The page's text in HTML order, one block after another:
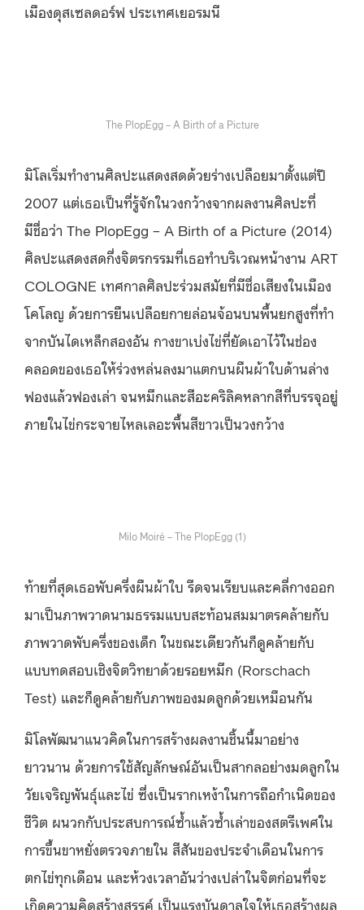
เมืองดุสเซลดอร์ฟ ประเทศเยอรมนี
The PlopEgg – A Birth of a Picture
มิโลเริ่มทำงานศิลปะแสดงสดด้วยร่างเปลือยมาตั้งแต่ปี
2007 แต่เธอเป็นที่รู้จักในวงกว้างจากผลงานศิลปะที่
มีชื่อว่า The PlopEgg – A Birth of a Picture (2014)
ศิลปะแสดงสดกึ่งจิตรกรรมที่เธอทำบริเวณหน้างาน ART
COLOGNE เทศกาลศิลปะร่วมสมัยที่มีชื่อเสียงในเมือง
โคโลญ ด้วยการยืนเปลือยกายล่อนจ้อนบนพื้นยกสูงที่ทำ
จากบันไดเหล็กสองอัน กางขาเบ่งไข่ที่ยัดเอาไว้ในช่อง
คลอดของเธอให้ร่วงหล่นลงมาแตกบนผืนผ้าใบด้านล่าง
ฟองแล้วฟองเล่า จนหมึกและสีอะคริลิคหลากสีที่บรรจุอยู่
ภายในไข่กระจายไหลเลอะพื้นสีขาวเป็นวงกว้าง
Milo Moiré – The PlopEgg (1)
ท้ายที่สุดเธอพับครึ่งผืนผ้าใบ รีดจนเรียบและคลี่กางออก
มาเป็นภาพวาดนามธรรมแบบสะท้อนสมมาตรคล้ายกับ
ภาพวาดพับครึ่งของเด็ก ในขณะเดียวกันก็ดูคล้ายกับ
แบบทดสอบเชิงจิตวิทยาด้วยรอยหมึก (Rorschach
Test) และก็ดูคล้ายกับภาพของมดลูกด้วยเหมือนกัน
มิโลพัฒนาแนวคิดในการสร้างผลงานชิ้นนี้มาอย่าง
ยาวนาน ด้วยการใช้สัญลักษณ์อันเป็นสากลอย่างมดลูกใน
วัยเจริญพันธุ์และไข่ ซึ่งเป็นรากเหง้าในการถือกำเนิดของ
ชีวิต ผนวกกับประสบการณ์ซ้ำแล้วซ้ำเล่าของสตรีเพศใน
การขึ้นขาหยั่งตรวจภายใน สีสันของประจำเดือนในการ
ตกไข่ทุกเดือน และห้วงเวลาอันว่างเปล่าในจิตก่อนที่จะ
เกิดความคิดสร้างสรรค์ เป็นแรงบันดาลใจให้เธอสร้างผล